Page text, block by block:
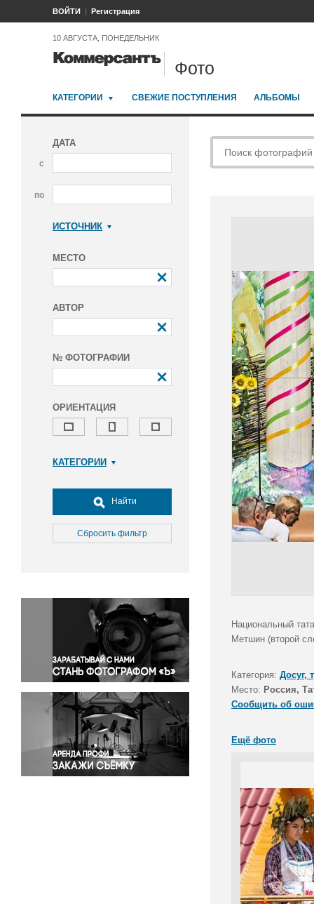
ВОЙТИ Регистрация
10 АВГУСТА, ПОНЕДЕЛЬНИК
Фото
КАТЕГОРИИ СВЕЖИЕ ПОСТУПЛЕНИЯ АЛЬБОМЫ
ДАТА
с
по
ИСТОЧНИК
МЕСТО
АВТОР
№ ФОТОГРАФИИ
ОРИЕНТАЦИЯ
КАТЕГОРИИ
Досуг, туризм и отдых
Культура
Медицина
Окружающая среда
Политика
Правосудие
Происшествия и конфликты
Религия
Светская жизнь
Спорт
Экология
Экономика и бизнес
Найти
Сбросить фильтр
Национальный
Метшин (второй
Категория: Досуг,
Место: Россия,
Сообщить об
Ещё фото